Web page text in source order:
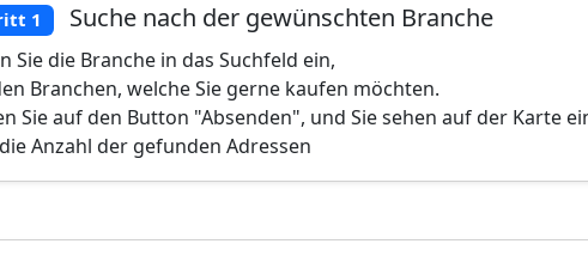
1 Suche nach der gewünschten Branche
Sie die Branche in das Suchfeld ein,
Branchen, welche Sie gerne kaufen möchten.
Sie auf den Button "Absenden", und Sie sehen auf der Karte
Anzahl der gefunden Adressen